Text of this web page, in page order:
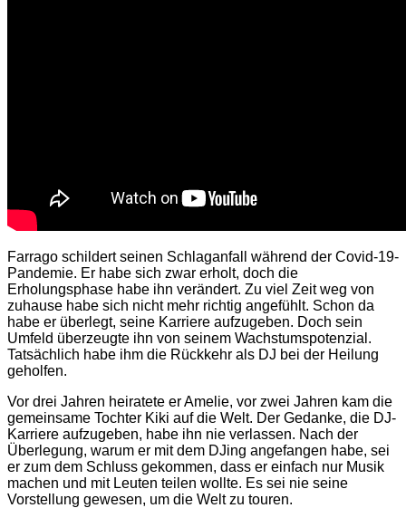
Farrago schildert seinen Schlaganfall während der Covid-19-
Pandemie. Er habe sich zwar erholt, doch die
Erholungsphase habe ihn verändert. Zu viel Zeit weg von
zuhause habe sich nicht mehr richtig angefühlt. Schon da
habe er überlegt, seine Karriere aufzugeben. Doch sein
Umfeld überzeugte ihn von seinem Wachstumspotenzial.
Tatsächlich habe ihm die Rückkehr als DJ bei der Heilung
geholfen.
Vor drei Jahren heiratete er Amelie, vor zwei Jahren kam die
gemeinsame Tochter Kiki auf die Welt. Der Gedanke, die DJ-
Karriere aufzugeben, habe ihn nie verlassen. Nach der
Überlegung, warum er mit dem DJing angefangen habe, sei
er zum dem Schluss gekommen, dass er einfach nur Musik
machen und mit Leuten teilen wollte. Es sei nie seine
Vorstellung gewesen, um die Welt zu touren.